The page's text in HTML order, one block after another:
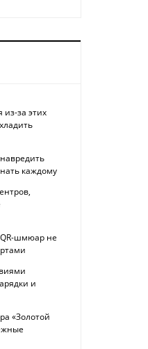
из-за этих
каждому
шмюар не
и
«Золотой